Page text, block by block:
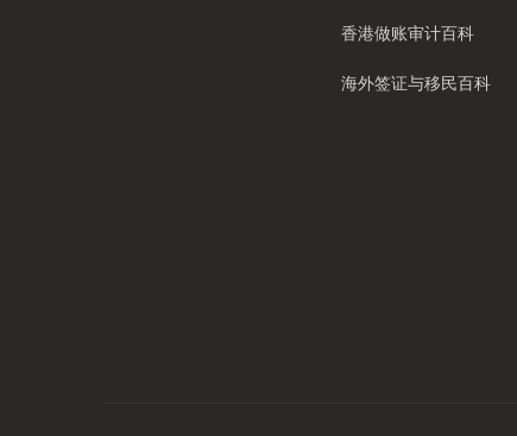
香港做账审计百科
海外签证与移民百科